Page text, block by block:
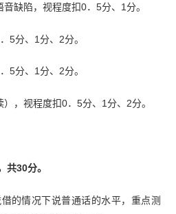
音缺陷，视程度扣0．5分、1分。
5分、1分、2分。
5分、1分、2分。
），视程度扣0．5分、1分、2分。
共30分。
的情况下说普通话的水平，重点测